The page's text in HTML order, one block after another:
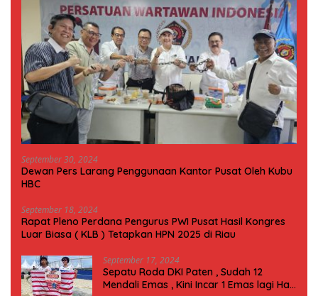
September 30, 2024
Dewan Pers Larang Penggunaan Kantor Pusat Oleh Kubu
HBC
September 18, 2024
Rapat Pleno Perdana Pengurus PWI Pusat Hasil Kongres
Luar Biasa ( KLB ) Tetapkan HPN 2025 di Riau
September 17, 2024
Sepatu Roda DKI Paten , Sudah 12
Mendali Emas , Kini Incar 1 Emas lagi Hari